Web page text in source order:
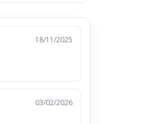
18/11/2025
03/02/2026